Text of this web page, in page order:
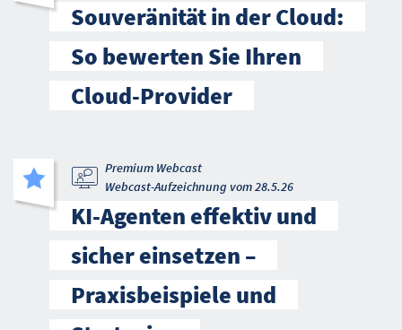
Souveränität in der Cloud:
So bewerten Sie Ihren
Cloud-Provider
Premium Webcast
Webcast-Aufzeichnung vom 28.5.26
KI-Agenten effektiv und
sicher einsetzen –
Praxisbeispiele und